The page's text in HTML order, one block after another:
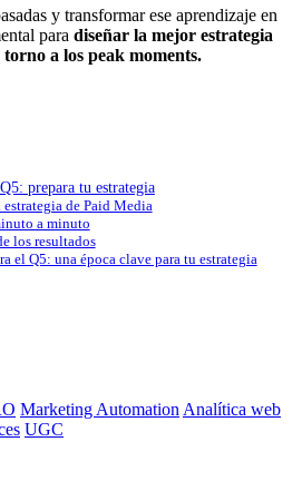
y transformar ese aprendizaje en
para diseñar la mejor estrategia
a los peak moments.
prepara tu estrategia
estrategia de Paid Media
a minuto
los resultados
el Q5: una época clave para tu estrategia
Marketing Automation Analítica web
UGC